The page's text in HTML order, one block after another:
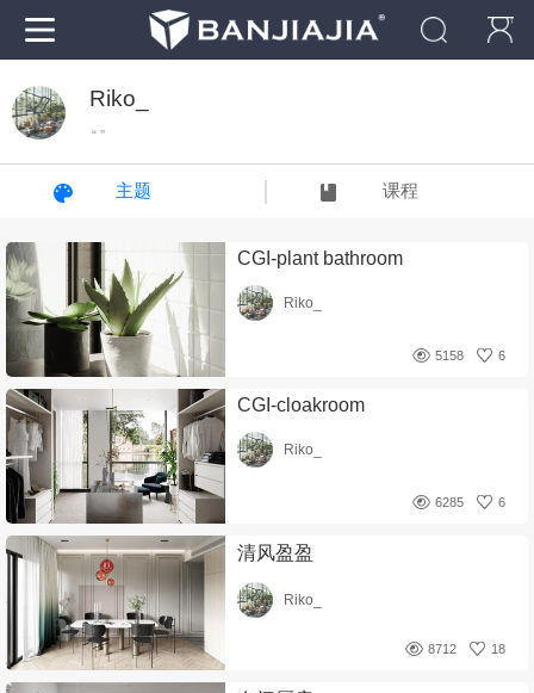
Riko_
“ ”
主题 课程
CGI-plant bathroom
Riko_
6
5158
CGI-cloakroom
Riko_
6
6285
清风盈盈
Riko_
18
8712